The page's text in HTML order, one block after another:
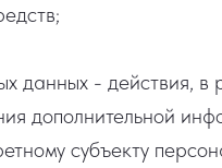
данных - действия, в
дополнительной
субъекту